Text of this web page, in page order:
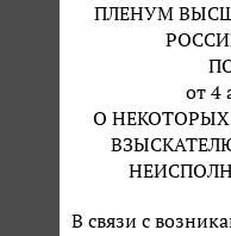
ПЛЕНУМ
от 4
О
В связи с